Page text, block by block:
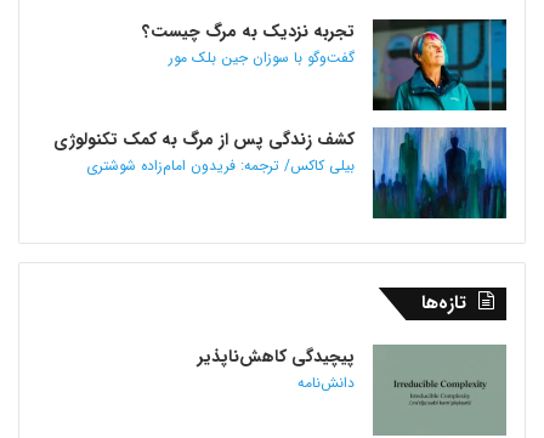
تجربه نزدیک به مرگ چیست؟
گفت‌و‌گو با سوزان جین بلک مور
کشف زندگی پس از مرگ به کمک تکنولوژی
بیلی کاکس/ ترجمه: فریدون امام‌زاده شوشتری
تازه‌ها
پیچیدگی کاهش‌ناپذیر
دانش‌نامه